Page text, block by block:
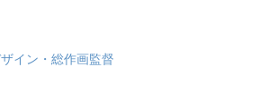
イン・総作画監督